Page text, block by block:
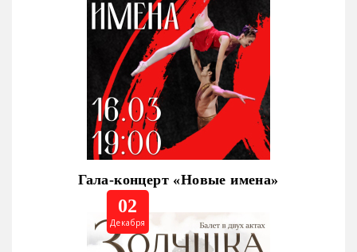
Гала-концерт «Новые имена»
02
Декабря